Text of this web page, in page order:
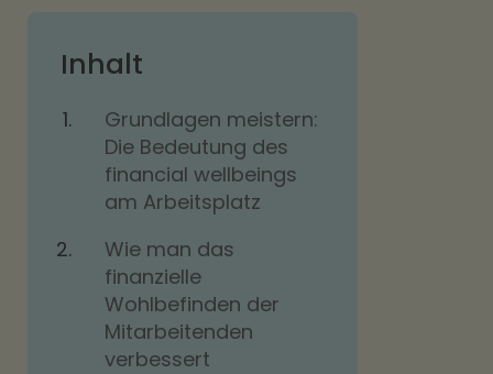
Inhalt
Grundlagen meistern:
Die Bedeutung des
financial wellbeings
am Arbeitsplatz
Wie man das
finanzielle
Wohlbefinden der
Mitarbeitenden
verbessert